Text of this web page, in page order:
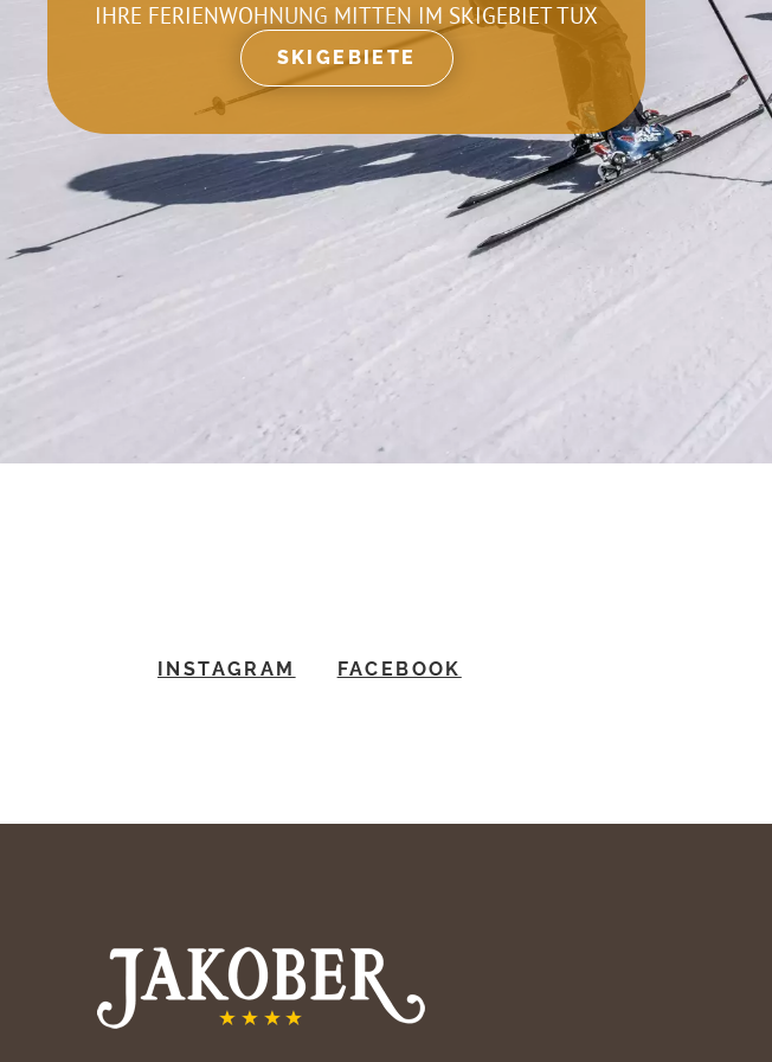
IHRE FERIENWOHNUNG MITTEN IM SKIGEBIET TUX
SKIGEBIETE
INSTAGRAM FACEBOOK